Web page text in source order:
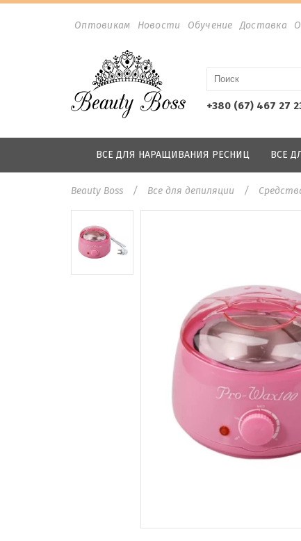
Оптовикам Новости Обучение Доставка
+380 (67) 467 27
ВСЕ ДЛЯ НАРАЩИВАНИЯ РЕСНИЦ ВСЕ
Beauty Boss Все для депиляции